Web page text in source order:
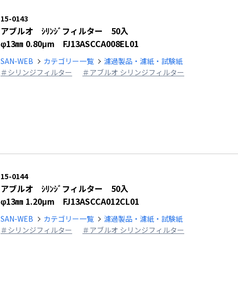
15-0143
アブルオ ｼﾘﾝｼﾞフィルター 50入
φ13㎜ 0.80μm FJ13ASCCA008EL01
SAN-WEB カテゴリー一覧
濾過製品・濾紙・試験紙
＃シリンジフィルター
＃アブルオ シリンジフィルター
15-0144
アブルオ ｼﾘﾝｼﾞフィルター 50入
φ13㎜ 1.20μm FJ13ASCCA012CL01
SAN-WEB カテゴリー一覧
濾過製品・濾紙・試験紙
＃シリンジフィルター
＃アブルオ シリンジフィルター